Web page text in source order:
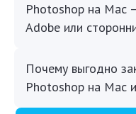
Photoshop на Mac
Adobe или
Почему выгодно
Photoshop на Mac